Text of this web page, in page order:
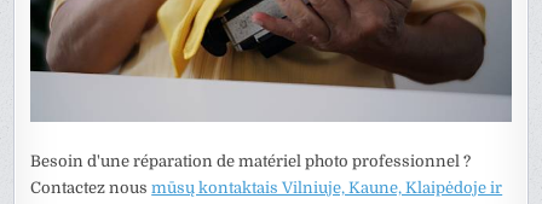
Besoin d'une réparation de matériel photo professionnel ?
Contactez nousmūsų kontaktais Vilniuje, Kaune, Klaipėdoje ir